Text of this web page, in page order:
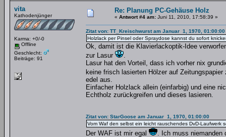
vita
Kathodenjünger
Karma: +0/-0
Offline
Geschlecht:
Beiträge: 91
Re: Planung PC-Gehäuse Holz
« Antwort #4 am: Juni 11, 2010, 17:58:39 »
Zitat von: TT_Kreischwurst am Januar 1, 1970, 01:00:00
Holzlack per Pinsel oder Spraydose kannst du sofort
Ok, damit ist die Klavierlackoptik-Idee
zur Lasur
.
Lasur hat den Vorteil, dass ich vorher nix
keine frisch lasierten Hölzer auf
edel aus.
Einfacher Holzlack allein (einfarbig) und eine
Echtholz zurückgreifen und dieses lasieren.
Zitat von: StarGoose am Januar 1, 1970, 01:00:00
Vom Waf den selbst ein leicht rauschendes DvD-Laufwerk
Der WAF ist mir egal . Ich muss niemanden